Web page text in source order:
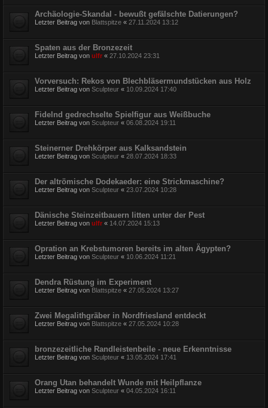
Archäologie-Skandal - bewußt gefälschte Datierungen?
Letzter Beitrag von Blattspitze « 27.11.2024 13:12
Spaten aus der Bronzezeit
Letzter Beitrag von ulfr « 27.10.2024 23:31
Vorversuch: Rekos von Blechbläsermundstücken aus Holz
Letzter Beitrag von Sculpteur « 10.09.2024 17:40
Fidelnd gedrechselte Spielfigur aus Weißbuche
Letzter Beitrag von Sculpteur « 06.08.2024 19:11
Steinerner Drehkörper aus Kalksandstein
Letzter Beitrag von Sculpteur « 28.07.2024 18:33
Der altrömische Dodekaeder: eine Strickmaschine?
Letzter Beitrag von Sculpteur « 23.07.2024 10:28
Dänische Steinzeitbauern litten unter der Pest
Letzter Beitrag von ulfr « 14.07.2024 15:13
Opration an Krebstumoren bereits im alten Ägypten?
Letzter Beitrag von Sculpteur « 10.06.2024 11:21
Dendra Rüstung im Experiment
Letzter Beitrag von Blattspitze « 27.05.2024 13:27
Zwei Megalithgräber in Nordfriesland entdeckt
Letzter Beitrag von Blattspitze « 27.05.2024 10:28
bronzezeitliche Randleistenbeile - neue Erkenntnisse
Letzter Beitrag von Sculpteur « 13.05.2024 17:41
Orang Utan behandelt Wunde mit Heilpflanze
Letzter Beitrag von Sculpteur « 04.05.2024 16:11